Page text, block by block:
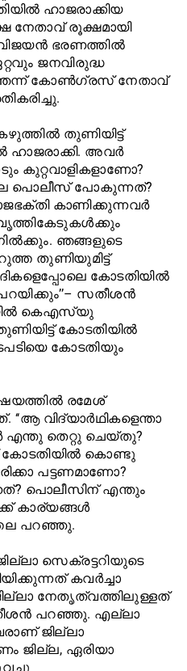
ഹാജരാക്കിയ
നേതാവ് രൂക്ഷമായി
വിജയന്‍ ഭരണത്തിൽ
ജനവിരുദ്ധ
കോൺഗ്രസ് നേതാവ്
തുണിയിട്ട്
ഹാജരാക്കി. അവർ
കുറ്റവാളികളാണോ?
പൊലീസ് പോകുന്നത്?
കാണിക്കുന്നവർ
ഞങ്ങളുടെ
തുണിയുമിട്ട്
കോടതിയിൽ
സതീശൻ
കെഎസ്‌യു
കോടതിയിൽ
കോടതിയും
രമേശ്
വിദ്യാർഥികളെന്താ
എന്തു തെറ്റു ചെയ്തു?
കോടതിയിൽ കൊണ്ടു
പട്ടണമാണോ?
പൊലീസിന് എന്തും
കാര്യങ്ങൾ
പറഞ്ഞു.
സെക്രട്ടറിയുടെ
കവർച്ചാ
നേതൃത്വത്തിലുള്ളത്
പറഞ്ഞു. എല്ലാ
ജില്ലാ
ജില്ല, ഏരിയാ